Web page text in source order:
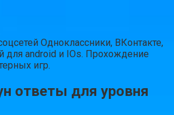
Одноклассники, ВКонтакте,
для android и IOs. Прохождение
игр.
ответы для уровня